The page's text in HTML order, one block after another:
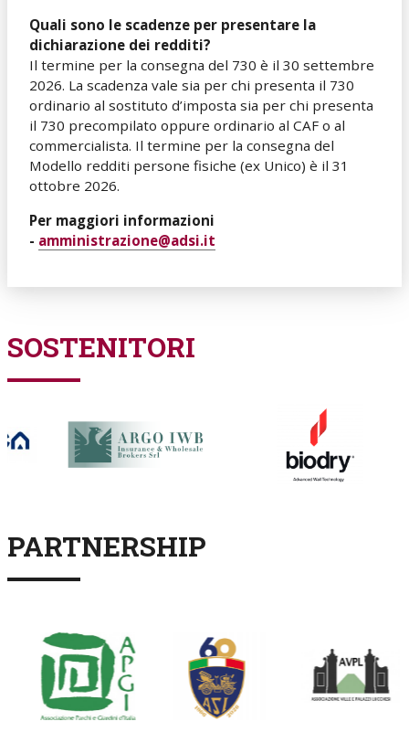
Quali sono le scadenze per presentare la
dichiarazione dei redditi?
Il termine per la consegna del 730 è il 30 settembre
2026. La scadenza vale sia per chi presenta il 730
ordinario al sostituto d’imposta sia per chi presenta
il 730 precompilato oppure ordinario al CAF o al
commercialista. Il termine per la consegna del
Modello redditi persone fisiche (ex Unico) è il 31
ottobre 2026.
Per maggiori informazioni
- amministrazione@adsi.it
SOSTENITORI
PARTNERSHIP